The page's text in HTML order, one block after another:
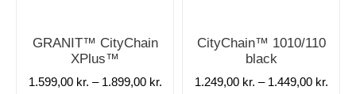
GRANIT™ CityChain
XPlus™
1.599,00 kr. – 1.899,00 kr.
CityChain™ 1010/110
black
1.249,00 kr. – 1.449,00 kr.